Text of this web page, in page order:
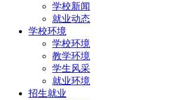
学校新闻
就业动态
学校环境
学校环境
教学环境
学生风采
就业环境
招生就业